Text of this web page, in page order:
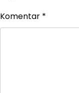
Komentar *